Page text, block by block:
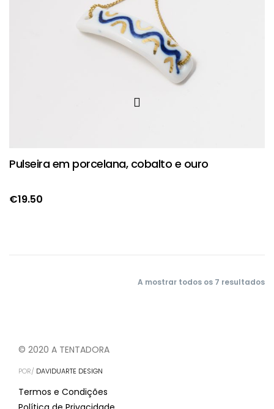
Pulseira em porcelana, cobalto e ouro
€19.50
A mostrar todos os 7 resultados
© 2020 A TENTADORA
POR/ DAVIDUARTE DESIGN
Termos e Condições